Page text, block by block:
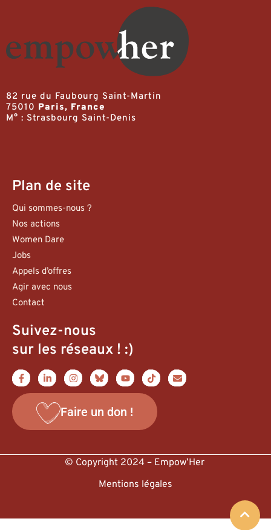
82 rue du Faubourg Saint-Martin
75010 Paris, France
M° : Strasbourg Saint-Denis
Plan de site
Qui sommes-nous ?
Nos actions
Women Dare
Jobs
Appels d’offres
Agir avec nous
Contact
Suivez-nous
sur les réseaux ! :)
Faire un don !
© Copyright 2024 – Empow’Her
Mentions légales